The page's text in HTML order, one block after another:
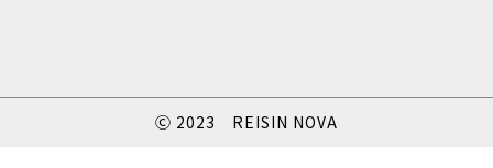
Ⓒ 2023 REISIN NOVA